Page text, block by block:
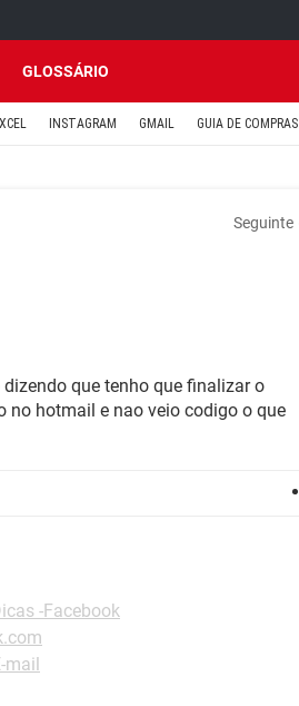
GLOSSÁRIO
INSTAGRAM GMAIL GUIA DE COMPRAS
Seguinte
que tenho que finalizar o
no hotmail e nao veio codigo o que
-Facebook
mail